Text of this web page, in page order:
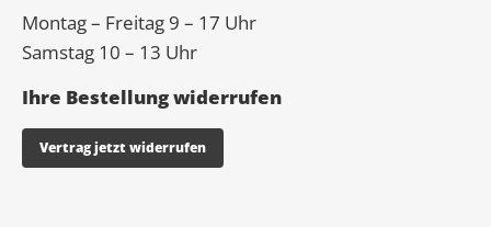
Montag – Freitag 9 – 17 Uhr
Samstag 10 – 13 Uhr
Ihre Bestellung widerrufen
Vertrag jetzt widerrufen